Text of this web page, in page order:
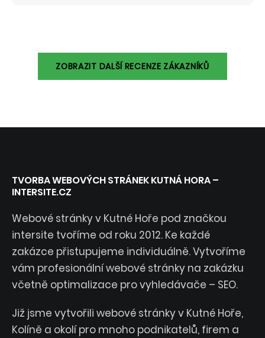
ZOBRAZIT DALŠÍ RECENZE ZÁKAZNÍKŮ
TVORBA WEBOVÝCH STRÁNEK KUTNÁ HORA –
INTERSITE.CZ
Webové stránky v Kutné Hoře pod značkou
intersite tvoříme od roku 2012. Ke každé
zakázce přistupujeme individuálně. Vytvoříme
vám profesionální webové stránky na zakázku
včetně optimalizace pro vyhledávače – SEO.
Již jsme vytvořili webové stránky v Kutné Hoře,
Kolíně a okolí pro mnoho podnikatelů, firem a